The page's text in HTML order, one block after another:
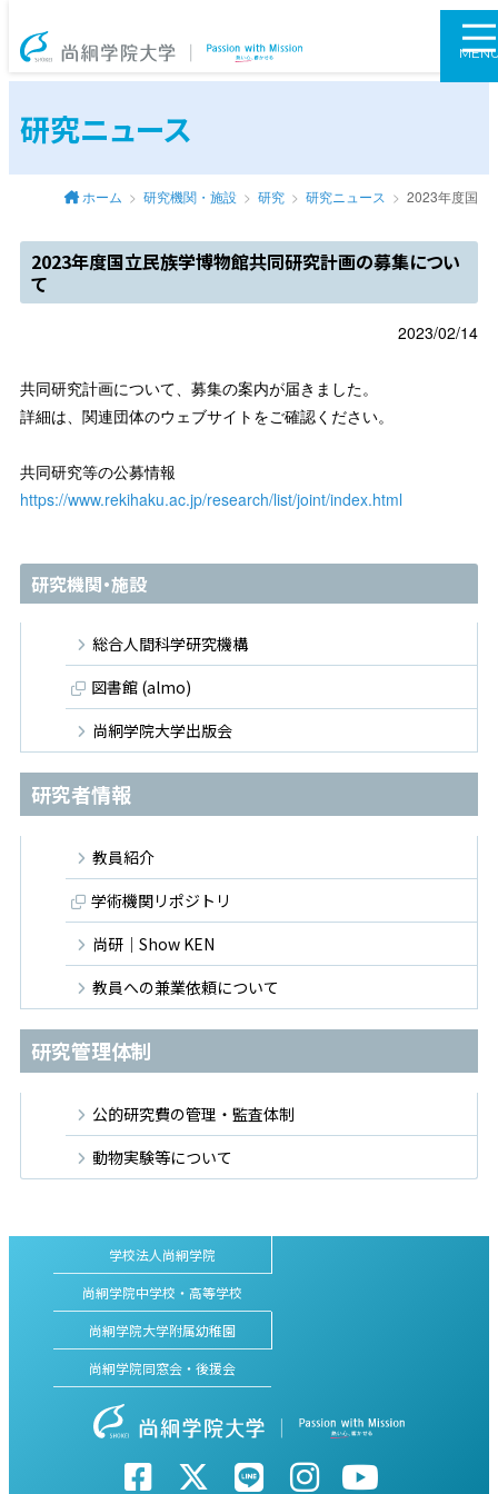
尚絅学院大学
研究ニュース
ホーム 研究機関・施設 研究 研究ニュース 2023年度国立
2023年度国立民族学博物館共同研究計画の募集につい
て
2023/02/14
共同研究計画について、募集の案内が届きました。
詳細は、関連団体のウェブサイトをご確認ください。
共同研究等の公募情報
https://www.rekihaku.ac.jp/research/list/joint/index.html
研究機関・施設
総合人間科学研究機構
図書館 (almo)
尚絅学院大学出版会
研究者情報
教員紹介
学術機関リポジトリ
尚研｜Show KEN
教員への兼業依頼について
研究管理体制
公的研究費の管理・監査体制
動物実験等について
学校法人尚絅学院
尚絅学院中学校・高等学校
尚絅学院大学附属幼稚園
尚絅学院同窓会・後援会